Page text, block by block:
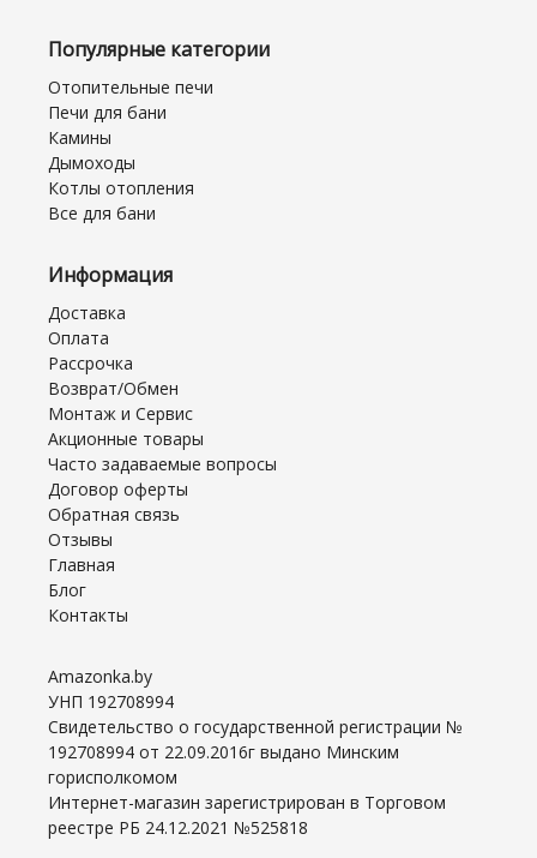
Популярные категории
Отопительные печи
Печи для бани
Камины
Дымоходы
Котлы отопления
Все для бани
Информация
Доставка
Оплата
Рассрочка
Возврат/Обмен
Монтаж и Сервис
Акционные товары
Часто задаваемые вопросы
Договор оферты
Обратная связь
Отзывы
Главная
Блог
Контакты
Amazonka.by
УНП 192708994
Свидетельство о государственной регистрации №
192708994 от 22.09.2016г выдано Минским
горисполкомом
Интернет-магазин зарегистрирован в Торговом
реестре РБ 24.12.2021 №525818